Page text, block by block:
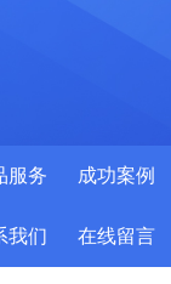
服务 成功案例
我们 在线留言